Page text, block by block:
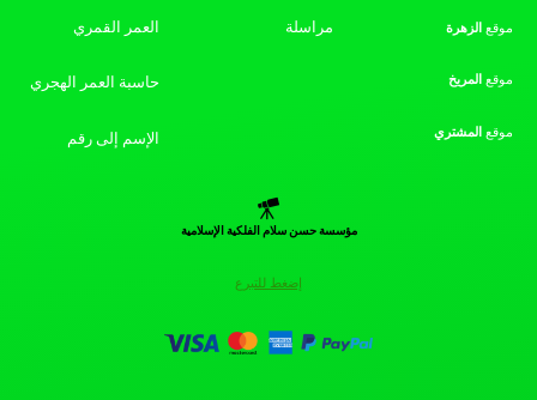
موقع الزهرة
موقع المريخ
موقع المشتري
مراسلة العمر القمري
حاسبة العمر الهجري
الإسم إلى رقم
مؤسسة حسن سلام الفلكية الإسلامية
إضغط للتبرع